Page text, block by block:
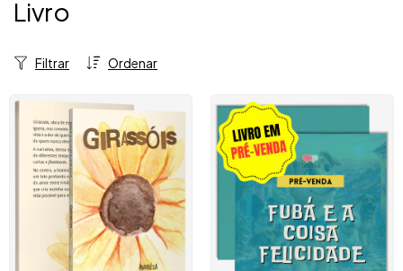
Livro
Ordenar
Filtrar